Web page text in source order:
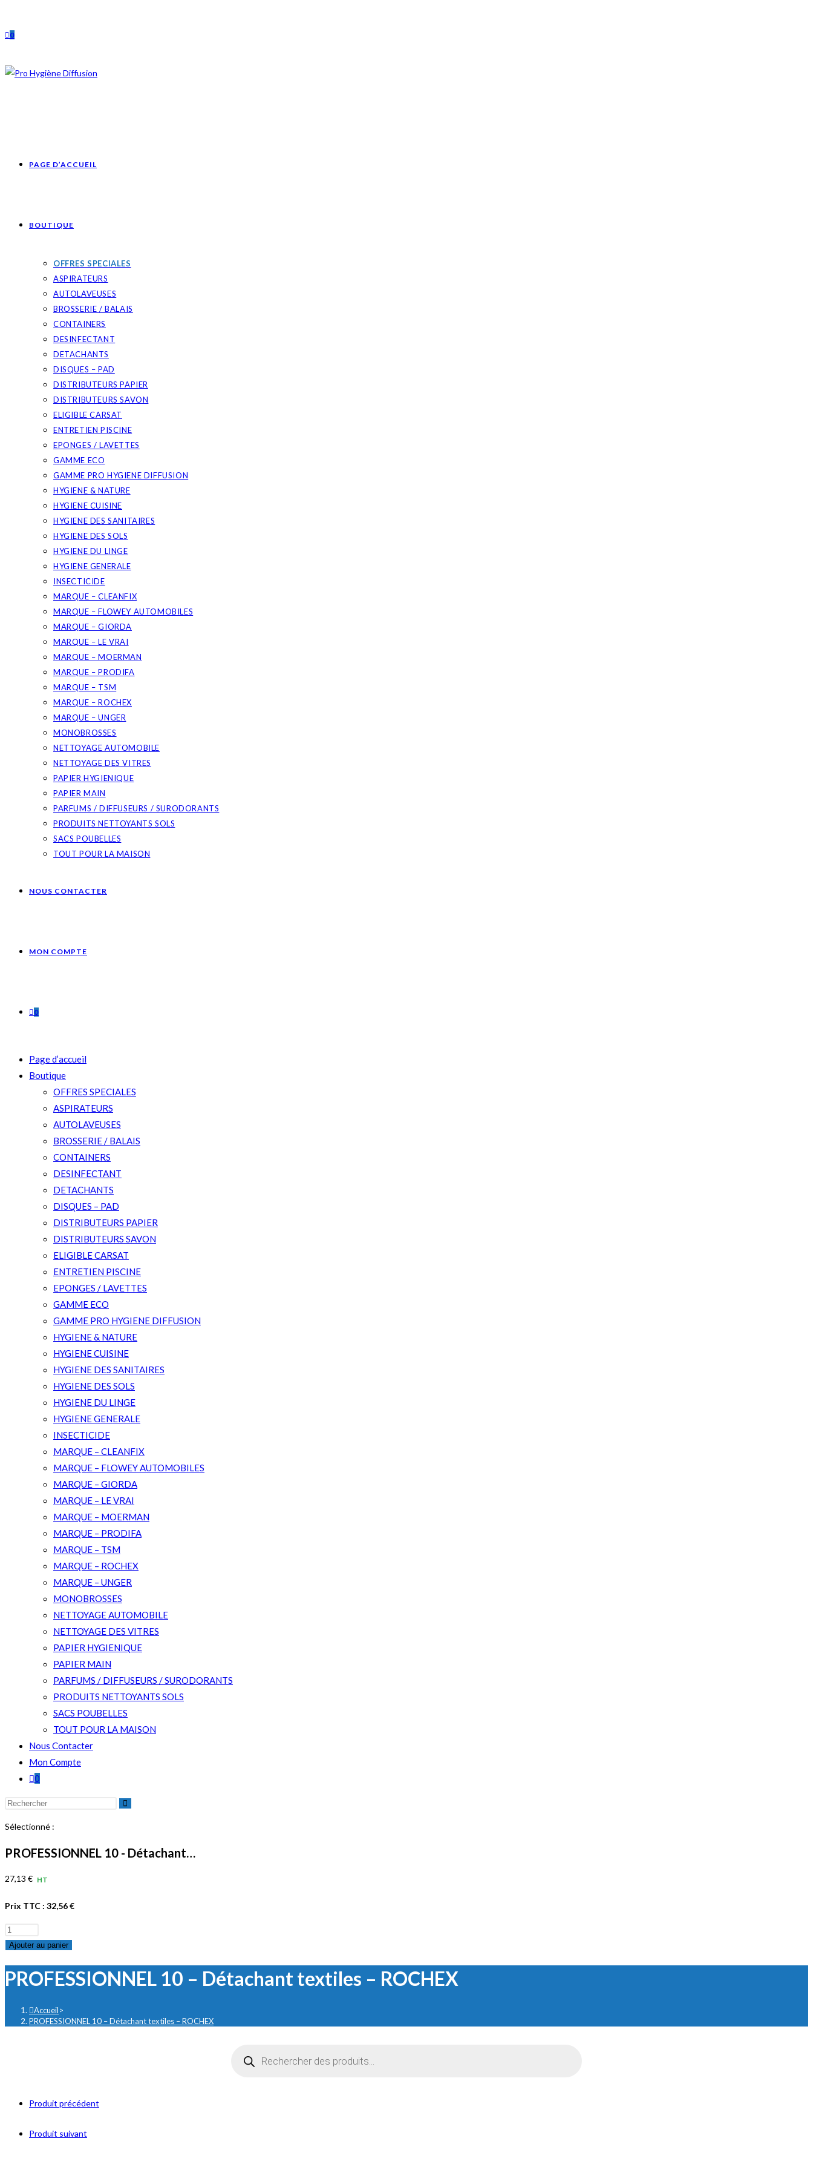
content
0
PAGE D’ACCUEIL
BOUTIQUE
OFFRES SPECIALES
ASPIRATEURS
AUTOLAVEUSES
BROSSERIE / BALAIS
CONTAINERS
DESINFECTANT
DETACHANTS
DISQUES – PAD
DISTRIBUTEURS PAPIER
DISTRIBUTEURS SAVON
ELIGIBLE CARSAT
ENTRETIEN PISCINE
EPONGES / LAVETTES
GAMME ECO
GAMME PRO HYGIENE DIFFUSION
HYGIENE & NATURE
HYGIENE CUISINE
HYGIENE DES SANITAIRES
HYGIENE DES SOLS
HYGIENE DU LINGE
HYGIENE GENERALE
INSECTICIDE
MARQUE – CLEANFIX
MARQUE – FLOWEY AUTOMOBILES
MARQUE – GIORDA
MARQUE – LE VRAI
MARQUE – MOERMAN
MARQUE – PRODIFA
MARQUE – TSM
MARQUE – ROCHEX
MARQUE – UNGER
MONOBROSSES
NETTOYAGE AUTOMOBILE
NETTOYAGE DES VITRES
PAPIER HYGIENIQUE
PAPIER MAIN
PARFUMS / DIFFUSEURS / SURODORANTS
PRODUITS NETTOYANTS SOLS
SACS POUBELLES
TOUT POUR LA MAISON
NOUS CONTACTER
MON COMPTE
0
Page d’accueil
Boutique
OFFRES SPECIALES
ASPIRATEURS
AUTOLAVEUSES
BROSSERIE / BALAIS
CONTAINERS
DESINFECTANT
DETACHANTS
DISQUES – PAD
DISTRIBUTEURS PAPIER
DISTRIBUTEURS SAVON
ELIGIBLE CARSAT
ENTRETIEN PISCINE
EPONGES / LAVETTES
GAMME ECO
GAMME PRO HYGIENE DIFFUSION
HYGIENE & NATURE
HYGIENE CUISINE
HYGIENE DES SANITAIRES
HYGIENE DES SOLS
HYGIENE DU LINGE
HYGIENE GENERALE
INSECTICIDE
MARQUE – CLEANFIX
MARQUE – FLOWEY AUTOMOBILES
MARQUE – GIORDA
MARQUE – LE VRAI
MARQUE – MOERMAN
MARQUE – PRODIFA
MARQUE – TSM
MARQUE – ROCHEX
MARQUE – UNGER
MONOBROSSES
NETTOYAGE AUTOMOBILE
NETTOYAGE DES VITRES
PAPIER HYGIENIQUE
PAPIER MAIN
PARFUMS / DIFFUSEURS / SURODORANTS
PRODUITS NETTOYANTS SOLS
SACS POUBELLES
TOUT POUR LA MAISON
Nous Contacter
Mon Compte
0
Rechercher
ce
site
Sélectionné :
PROFESSIONNEL 10 - Détachant…
27,13 € HT
Prix TTC : 32,56€
quantité
de
10
-
textiles
Ajouter au panier
PROFESSIONNEL 10 – Détachant textiles – ROCHEX
Accueil>
PROFESSIONNEL 10 – Détachant textiles – ROCHEX
produits
Produit précédent
Produit suivant